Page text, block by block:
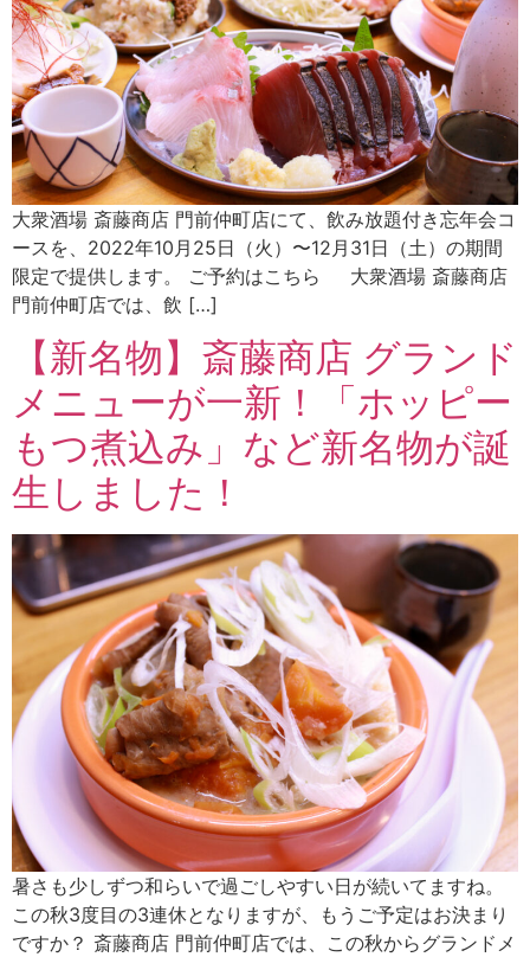
大衆酒場 斎藤商店 門前仲町店にて、飲み放題付き忘年会コ
ースを、2022年10月25日（火）〜12月31日（土）の期間
限定で提供します。 ご予約はこちら 大衆酒場 斎藤商店
門前仲町店では、飲 […]
【新名物】斎藤商店 グランド
メニューが一新！「ホッピー
もつ煮込み」など新名物が誕
生しました！
暑さも少しずつ和らいで過ごしやすい日が続いてますね。
この秋3度目の3連休となりますが、もうご予定はお決まり
ですか？ 斎藤商店 門前仲町店では、この秋からグランドメ